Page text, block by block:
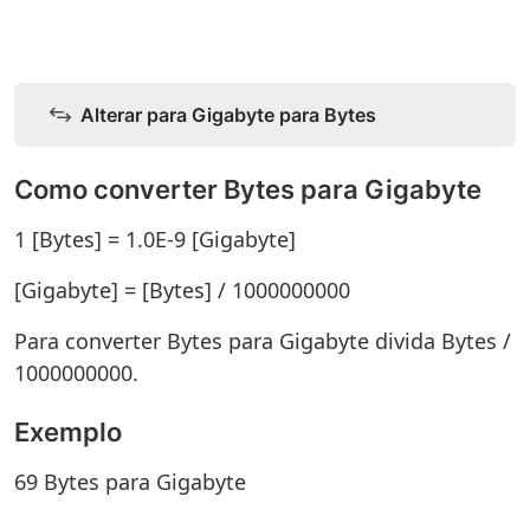
Alterar para Gigabyte para Bytes
Como converter Bytes para Gigabyte
1 [Bytes] = 1.0E-9 [Gigabyte]
[Gigabyte] = [Bytes] / 1000000000
Para converter Bytes para Gigabyte divida Bytes /
1000000000.
Exemplo
69 Bytes para Gigabyte